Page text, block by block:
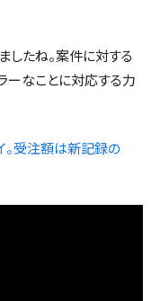
したね。案件に対する
ーなことに対応する力
。受注額は新記録の